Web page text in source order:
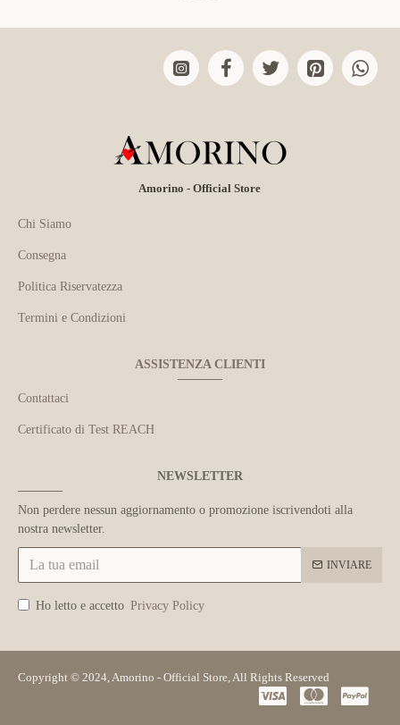
Amorino - Official Store
Chi Siamo
Consegna
Politica Riservatezza
Termini e Condizioni
ASSISTENZA CLIENTI
Contattaci
Certificato di Test REACH
NEWSLETTER
Non perdere nessun aggiornamento o promozione iscrivendoti alla
nostra newsletter.
INVIARE
Ho letto e accetto Privacy Policy
Copyright © 2024, Amorino - Official Store, All Rights Reserved